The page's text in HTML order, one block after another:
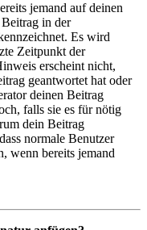
jemand auf deinen
in der
Es wird
Zeitpunkt der
erscheint nicht,
geantwortet hat oder
deinen Beitrag
falls sie es für nötig
dein Beitrag
normale Benutzer
wenn bereits jemand